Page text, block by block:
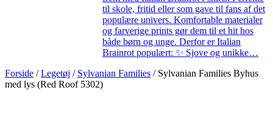
til skole, fritid eller som gave til fans af det
populære univers. Komfortable materialer
og farverige prints gør dem til et hit hos
både børn og unge. Derfor er Italian
Brainrot populært: ✨ Sjove og unikke…
Forside /Legetøj / Sylvanian Families / Sylvanian Families Byhus
med lys (Red Roof 5302)